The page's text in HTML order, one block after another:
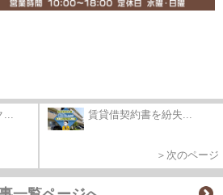
... 賃貸借契約書を紛失...
＞次のページ